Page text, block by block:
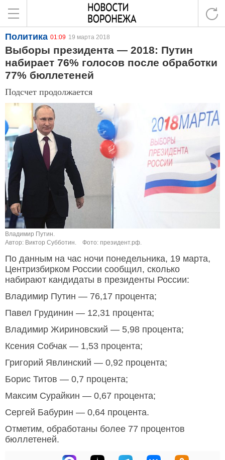
Политика 01:09 19 марта 2018
Выборы президента — 2018: Путин
набирает 76% голосов после обработки
77% бюллетеней
Подсчет продолжается
Владимир Путин.
Автор: Виктор Субботин.
Фото: президент.рф.
По данным на час ночи понедельника, 19 марта,
Центризбирком России сообщил, сколько
набирают кандидаты в президенты России:
Владимир Путин — 76,17 процента;
Павел Грудинин — 12,31 процента;
Владимир Жириновский — 5,98 процента;
Ксения Собчак — 1,53 процента;
Григорий Явлинский — 0,92 процента;
Борис Титов — 0,7 процента;
Максим Сурайкин — 0,67 процента;
Сергей Бабурин — 0,64 процента.
Отметим, обработаны более 77 процентов
бюллетеней.